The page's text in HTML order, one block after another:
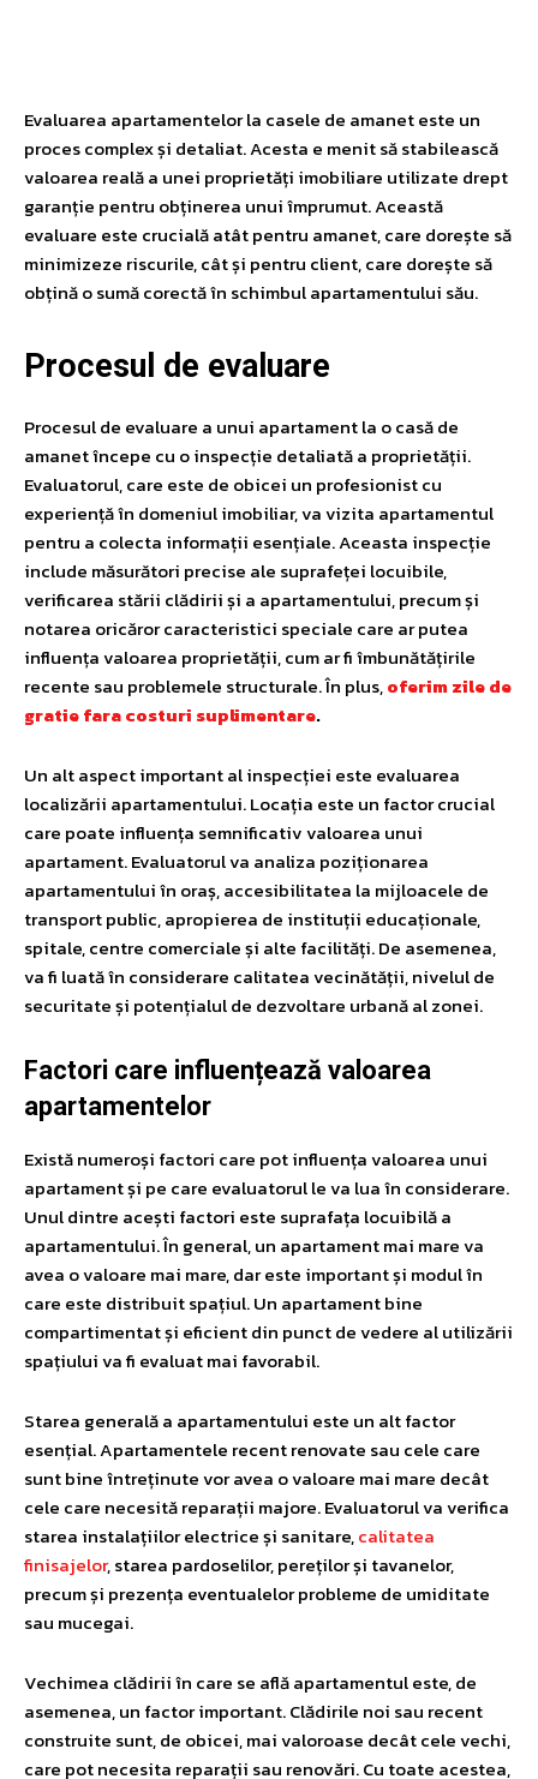
Evaluarea apartamentelor la casele de amanet este un
proces complex și detaliat. Acesta e menit să stabilească
valoarea reală a unei proprietăți imobiliare utilizate drept
garanție pentru obținerea unui împrumut. Această
evaluare este crucială atât pentru amanet, care dorește să
minimizeze riscurile, cât și pentru client, care dorește să
obțină o sumă corectă în schimbul apartamentului său.
Procesul de evaluare
Procesul de evaluare a unui apartament la o casă de
amanet începe cu o inspecție detaliată a proprietății.
Evaluatorul, care este de obicei un profesionist cu
experiență în domeniul imobiliar, va vizita apartamentul
pentru a colecta informații esențiale. Aceasta inspecție
include măsurători precise ale suprafeței locuibile,
verificarea stării clădirii și a apartamentului, precum și
notarea oricăror caracteristici speciale care ar putea
influența valoarea proprietății, cum ar fi îmbunătățirile
recente sau problemele structurale. În plus,oferim zile de
gratie fara costuri suplimentare.
Un alt aspect important al inspecției este evaluarea
localizării apartamentului. Locația este un factor crucial
care poate influența semnificativ valoarea unui
apartament. Evaluatorul va analiza poziționarea
apartamentului în oraș, accesibilitatea la mijloacele de
transport public, apropierea de instituții educaționale,
spitale, centre comerciale și alte facilități. De asemenea,
va fi luată în considerare calitatea vecinătății, nivelul de
securitate și potențialul de dezvoltare urbană al zonei.
Factori care influențează valoarea
apartamentelor
Există numeroși factori care pot influența valoarea unui
apartament și pe care evaluatorul le va lua în considerare.
Unul dintre acești factori este suprafața locuibilă a
apartamentului. În general, un apartament mai mare va
avea o valoare mai mare, dar este important și modul în
care este distribuit spațiul. Un apartament bine
compartimentat și eficient din punct de vedere al utilizării
spațiului va fi evaluat mai favorabil.
Starea generală a apartamentului este un alt factor
esențial. Apartamentele recent renovate sau cele care
sunt bine întreținute vor avea o valoare mai mare decât
cele care necesită reparații majore. Evaluatorul va verifica
starea instalațiilor electrice și sanitare,calitatea
finisajelor, starea pardoselilor, pereților și tavanelor,
precum și prezența eventualelor probleme de umiditate
sau mucegai.
Vechimea clădirii în care se află apartamentul este, de
asemenea, un factor important. Clădirile noi sau recent
construite sunt, de obicei, mai valoroase decât cele vechi,
care pot necesita reparații sau renovări. Cu toate acestea,